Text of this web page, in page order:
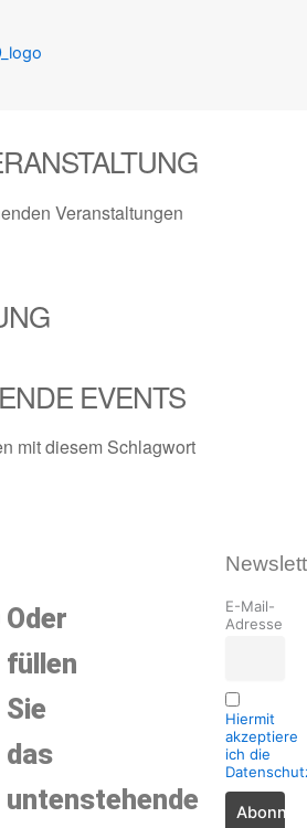
Veranstaltungen
EVENTS
mit diesem Schlagwort
Oder
füllen
Sie
das
untenstehende
E-Mail-
Adresse
Hiermit
akzeptiere
ich die